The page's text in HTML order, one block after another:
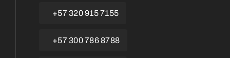
+57 320 915 7155
+57 300 786 8788